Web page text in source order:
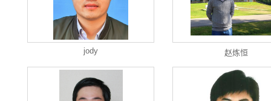
jody 赵炼恒